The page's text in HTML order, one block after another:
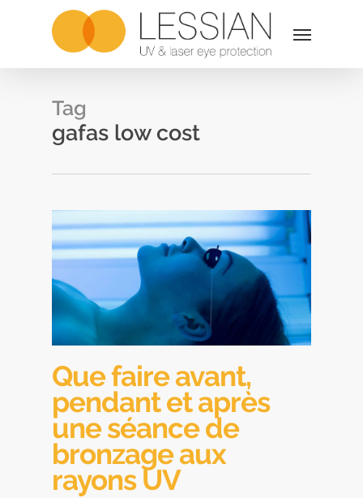
content
Tag
gafas low cost
Que faire avant,
pendant et après
une séance de
bronzage aux
rayons UV